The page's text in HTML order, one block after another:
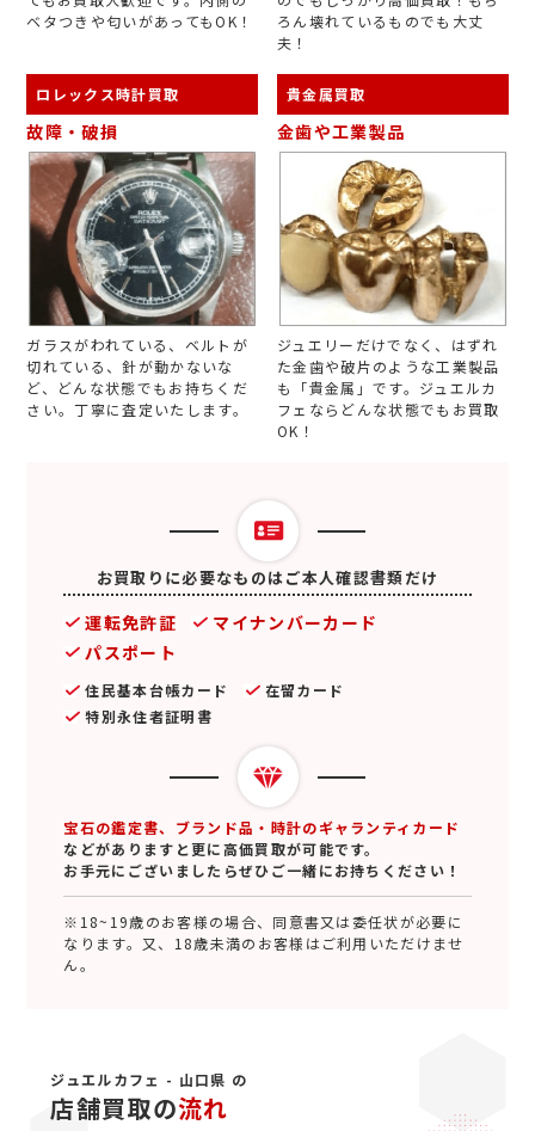
ベタつきや匂いがあってもOK！
ろん壊れているものでも大丈
夫！
ロレックス時計買取
故障・破損
ガラスがわれている、ベルトが
切れている、針が動かないな
ど、どんな状態でもお持ちくだ
さい。丁寧に査定いたします。
貴金属買取
金歯や工業製品
ジュエリーだけでなく、はずれ
た金歯や破片のような工業製品
も「貴金属」です。ジュエルカ
フェならどんな状態でもお買取
OK！
お買取りに必要なものはご本人確認書類だけ
運転免許証
マイナンバーカード
パスポート
住民基本台帳カード
在留カード
特別永住者証明書
宝石の鑑定書、ブランド品・時計のギャランティカード
などがありますと更に高価買取が可能です。
お手元にございましたらぜひご一緒にお持ちください！
※18~19歳のお客様の場合、同意書又は委任状が必要に
なります。又、18歳未満のお客様はご利用いただけませ
ん。
ジュエルカフェ - 山口県 の
店舗買取の流れ